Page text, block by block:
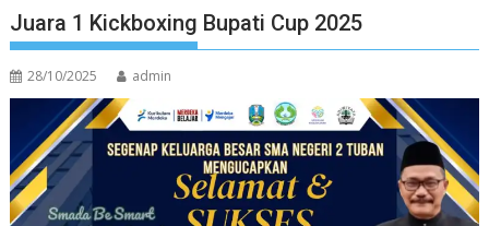
Juara 1 Kickboxing Bupati Cup 2025
28/10/2025 admin